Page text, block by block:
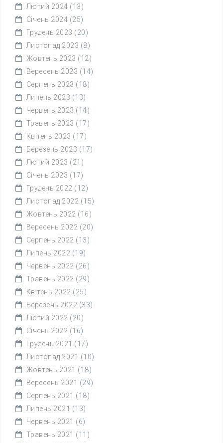
Лютий 2024 (13)
Січень 2024 (25)
Грудень 2023 (20)
Листопад 2023 (8)
Жовтень 2023 (12)
Вересень 2023 (14)
Серпень 2023 (18)
Липень 2023 (13)
Червень 2023 (14)
Травень 2023 (17)
Квітень 2023 (17)
Березень 2023 (17)
Лютий 2023 (21)
Січень 2023 (17)
Грудень 2022 (12)
Листопад 2022 (15)
Жовтень 2022 (16)
Вересень 2022 (20)
Серпень 2022 (13)
Липень 2022 (19)
Червень 2022 (26)
Травень 2022 (29)
Квітень 2022 (25)
Березень 2022 (33)
Лютий 2022 (20)
Січень 2022 (16)
Грудень 2021 (17)
Листопад 2021 (10)
Жовтень 2021 (18)
Вересень 2021 (29)
Серпень 2021 (18)
Липень 2021 (13)
Червень 2021 (6)
Травень 2021 (11)